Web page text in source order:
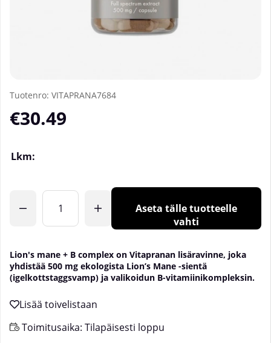
Tuotenro: VITAPRANA7684
€30.49
Lkm:
Aseta tälle tuotteelle
vahti
Lion's mane + B complex on Vitapranan lisäravinne, joka
yhdistää 500 mg ekologista Lion’s Mane -sientä
(igelkottstaggsvamp) ja valikoidun B-vitamiinikompleksin.
Toimitusaika: Tilapäisesti loppu